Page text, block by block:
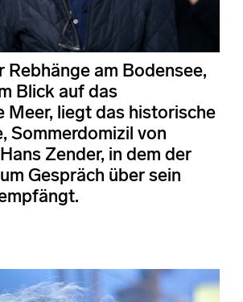
Rebhänge am Bodensee,
Blick auf das
Meer, liegt das historische
Sommerdomizil von
Zender, in dem der
Gespräch über sein